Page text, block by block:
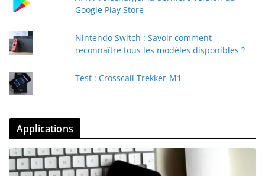
Google Play Store
Nintendo Switch : Savoir comment
reconnaître tous les modèles disponibles ?
Test : Crosscall Trekker-M1
Applications